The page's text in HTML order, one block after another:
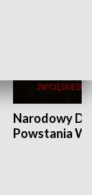
Narodowy
Powstania